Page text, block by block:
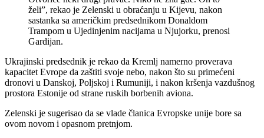
želi”, rekao je Zelenski u obraćanju u Kijevu, nakon
sastanka sa američkim predsednikom Donaldom
Trampom u Ujedinjenim nacijama u Njujorku, prenosi
Gardijan.
Ukrajinski predsednik je rekao da Kremlj namerno proverava
kapacitet Evrope da zaštiti svoje nebo, nakon što su primećeni
dronovi u Danskoj, Poljskoj i Rumuniji, i nakon kršenja vazdušnog
prostora Estonije od strane ruskih borbenih aviona.
Zelenski je sugerisao da se vlade članica Evropske unije bore sa
ovom novom i opasnom pretnjom.